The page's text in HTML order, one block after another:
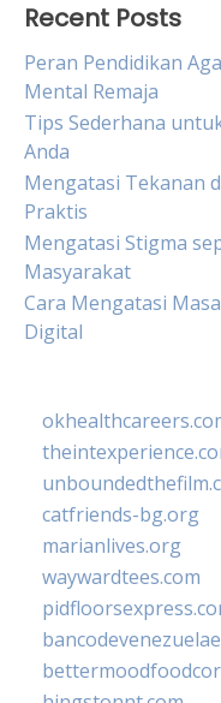
Recent Posts
Peran Pendidikan
Mental Remaja
Tips Sederhana
Anda
Mengatasi Tekanan
Praktis
Mengatasi Stigma
Masyarakat
Cara Mengatasi
Digital
catfriends-bg.org
marianlives.org
waywardtees.com